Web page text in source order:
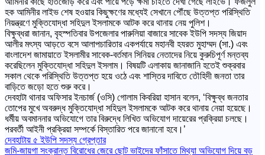
হক আমিনীর লাইভ শেষ হওয়ার কিছুক্ষণের মধ্যেই সেখানে পৌঁছে উত্তপ্ত পরিস্থিতি
নিয়ন্ত্রণে মুক্তিযোদ্ধা সহিদুল ইসলামকে আটক করে থানায় নেয় পুলিশ।
বিক্ষুব্ধরা জানান, বৃহস্পতিবার উপজেলার পারুলিয়া বাজারে সাবেক ইউপি সদস্য জিয়াদ
আলীর মৎস্য আড়তে বসে আলাপচারিতার একপর্যায়ে মহানবী হযরত মুহাম্মদ (সা.) এবং
বাংলাদেশ জামায়াতে ইসলামীর সাবেক-বর্তমান সিনিয়র নেতাদের নিয়ে কুরুচিপূর্ণ মন্তব্য
করেছিলেন মুক্তিযোদ্ধা সহিদুল ইসলাম। বিষয়টি এলাকায় জানাজানি হতেই শুক্রবার
সকাল থেকে পরিস্থিতি উত্তপ্ত হয়ে ওঠে এবং শাস্তির দাবিতে তৌহিদী জনতা তার
বাড়িতে জড়ো হতে শুরু করে।
দেবহাটা থানার অফিসার ইনচার্জ (ওসি) গোলাম কিবরিয়া হাসান বলেন, ‘বিক্ষুব্ধ জনতার
তোপের মুখে অবরুদ্ধ মুক্তিযোদ্ধা সহিদুল ইসলামকে আটক করে থানায় নেয়া হয়েছে।
ধর্মীয় অবমাননার অভিযোগে তার বিরুদ্ধে লিখিত অভিযোগ দায়েরের প্রক্রিয়া চলছে।
পরবর্তী আইনী প্রক্রিয়া সম্পর্কে বিস্তারিত পরে জানানো হবে।’
Post
দেবহাটায় ৫ ইউপি সদস্য গ্রেপ্তার
জমি-জায়গা সংক্রান্ত বিরোধের জেরে ছোট ভাইদের ফাঁসাতে মিথ্যা অভিযোগ দিয়ে বড়